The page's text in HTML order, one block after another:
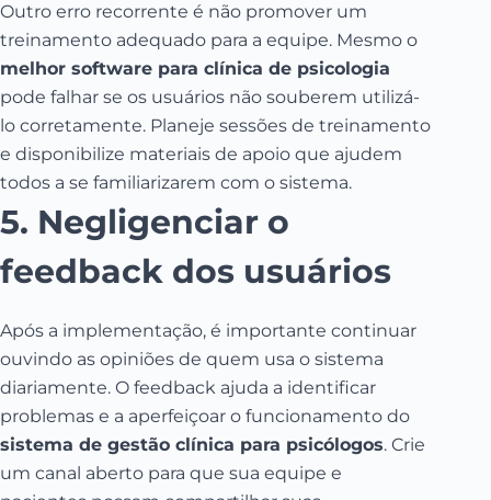
Outro erro recorrente é não promover um
treinamento adequado para a equipe. Mesmo o
melhor software para clínica de psicologia
pode falhar se os usuários não souberem utilizá-
lo corretamente. Planeje sessões de treinamento
e disponibilize materiais de apoio que ajudem
todos a se familiarizarem com o sistema.
5. Negligenciar o
feedback dos usuários
Após a implementação, é importante continuar
ouvindo as opiniões de quem usa o sistema
diariamente. O feedback ajuda a identificar
problemas e a aperfeiçoar o funcionamento do
sistema de gestão clínica para psicólogos. Crie
um canal aberto para que sua equipe e